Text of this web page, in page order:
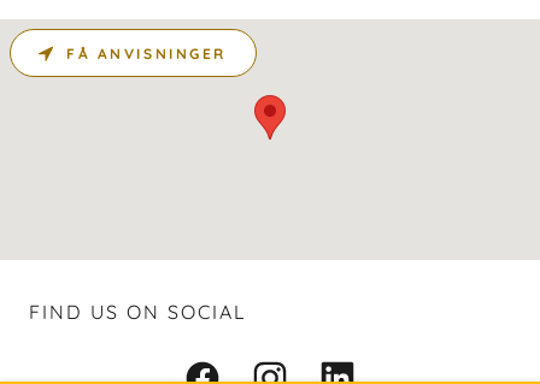
FÅ ANVISNINGER
FIND US ON SOCIAL